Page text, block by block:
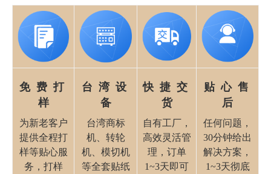
免 费 打
样
为新老客户
提供全程打
样等贴心服
务，打样
台 湾 设
备
台湾商标
机、转轮
机、模切机
等全套贴纸
快 捷 交
货
自有工厂，
高效灵活管
理，订单
1~3天即可
贴 心 售
后
任何问题，
30分钟给出
解决方案，
1~3天彻底